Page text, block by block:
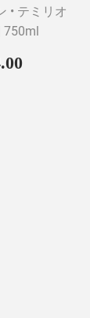
• テミリオ
750ml